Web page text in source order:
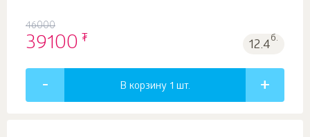
46000
39100 ₮ 12.4б.
В корзину 1 шт.